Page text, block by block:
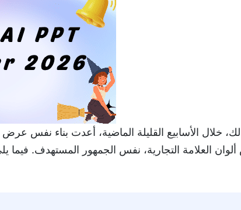
خلال الأسابيع القليلة الماضية، أعدت بناء نفس
العلامة التجارية، نفس الجمهور المستهدف. فيما